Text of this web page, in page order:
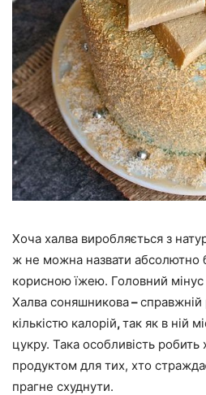
Хоча халва виробляється з
ж не можна назвати абсолютно
корисною їжею. Головний мінус
Халва соняшникова–
кількістю калорій,так як в ній
цукру. Така особливість
продуктом для тих, хто
прагне схуднути.